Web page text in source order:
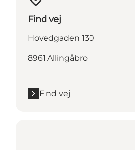
Find vej
Hovedgaden 130
8961 Allingåbro
Find vej